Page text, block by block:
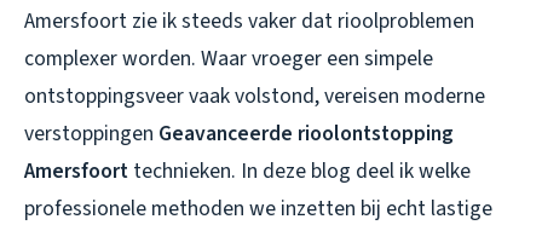
Amersfoort zie ik steeds vaker dat rioolproblemen
complexer worden. Waar vroeger een simpele
ontstoppingsveer vaak volstond, vereisen moderne
verstoppingen Geavanceerde rioolontstopping
Amersfoort technieken. In deze blog deel ik welke
professionele methoden we inzetten bij echt lastige